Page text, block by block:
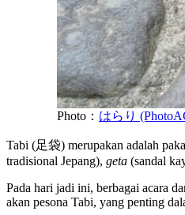
Photo： はらり
Tabi (足袋) merupakan adalah
tradisional Jepang), geta (sandal
Pada hari jadi ini, berbagai acara
akan pesona Tabi, yang penting